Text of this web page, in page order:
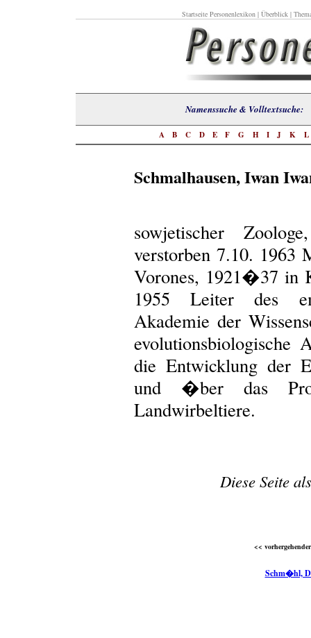
Startseite Personenlexikon| Überblick|
Namenssuche &
A B C D E F G H I J K L
Schmalhausen, Iwan
sowjetischer
verstorben 7.10. 1963
Vorones, 1921�37 in
1955 Leiter des
Akademie der
die Entwicklung der
und �ber das
Landwirbeltiere.
Diese Seite
<<
Schm�hl,